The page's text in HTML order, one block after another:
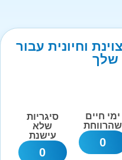
וחיונית עבור
שלך
ימי חיים
שהרווחת
0
סיגריות
שלא
עישנת
0